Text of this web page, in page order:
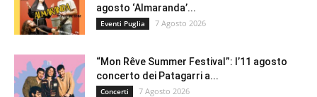
agosto ‘Almaranda’...
Eventi Puglia 7 Agosto 2026
“Mon Rêve Summer Festival”: l’11 agosto
concerto dei Patagarri a...
Concerti 7 Agosto 2026